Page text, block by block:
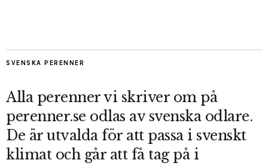
SVENSKA PERENNER
Alla perenner vi skriver om på
perenner.se odlas av svenska odlare.
De är utvalda för att passa i svenskt
klimat och går att få tag på i